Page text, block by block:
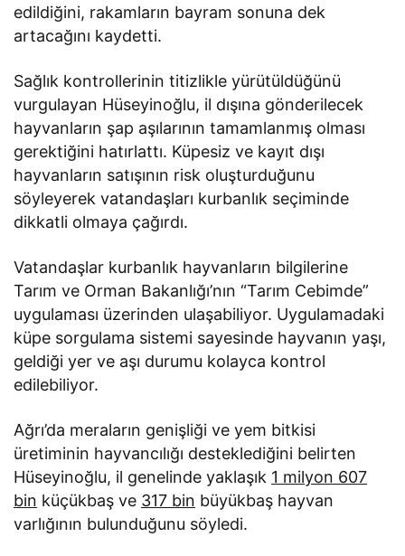
edildiğini, rakamların bayram sonuna dek
artacağını kaydetti.
Sağlık kontrollerinin titizlikle yürütüldüğünü
vurgulayan Hüseyinoğlu, il dışına gönderilecek
hayvanların şap aşılarının tamamlanmış olması
gerektiğini hatırlattı. Küpesiz ve kayıt dışı
hayvanların satışının risk oluşturduğunu
söyleyerek vatandaşları kurbanlık seçiminde
dikkatli olmaya çağırdı.
Vatandaşlar kurbanlık hayvanların bilgilerine
Tarım ve Orman Bakanlığı’nın “Tarım Cebimde”
uygulaması üzerinden ulaşabiliyor. Uygulamadaki
küpe sorgulama sistemi sayesinde hayvanın yaşı,
geldiği yer ve aşı durumu kolayca kontrol
edilebiliyor.
Ağrı’da meraların genişliği ve yem bitkisi
üretiminin hayvancılığı desteklediğini belirten
Hüseyinoğlu, il genelinde yaklaşık 1 milyon 607
bin küçükbaş ve 317 bin büyükbaş hayvan
varlığının bulunduğunu söyledi.